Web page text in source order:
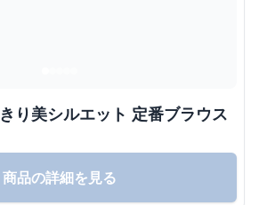
り美シルエット 定番ブラウス
商品の詳細を見る